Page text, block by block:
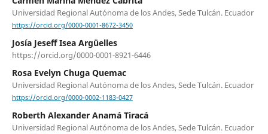
Universidad Regional Autónoma de los Andes, Sede Tulcán. Ecuador
https://orcid.org/0000-0001-8672-3450
Josía Jeseff Isea Argüelles
https://orcid.org/0000-0001-8921-6446
Rosa Evelyn Chuga Quemac
Universidad Regional Autónoma de los Andes, Sede Tulcán. Ecuador
https://orcid.org/0000-0002-1183-0427
Roberth Alexander Anamá Tiracá
Universidad Regional Autónoma de los Andes, Sede Tulcán. Ecuador